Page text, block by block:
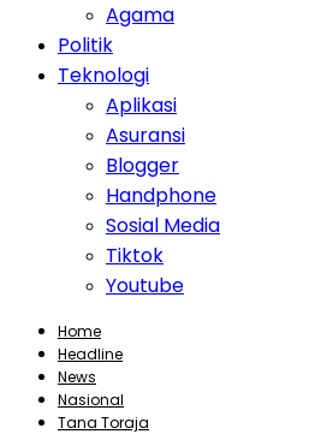
Agama
Politik
Teknologi
Aplikasi
Asuransi
Blogger
Handphone
Sosial Media
Tiktok
Youtube
Home
Headline
News
Nasional
Tana Toraja